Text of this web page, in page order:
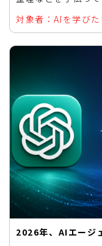
対象者：AIを学び
2026年、AIエージ